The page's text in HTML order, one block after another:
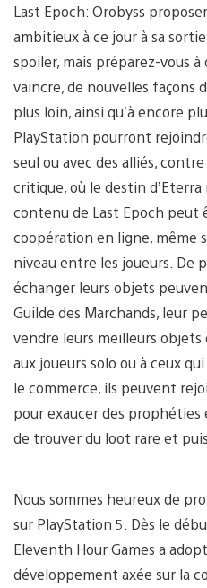
Last Epoch: Orobyss
ambitieux à ce jour à sa
spoiler, mais préparez-vous à
vaincre, de nouvelles façons
plus loin, ainsi qu’à encore
PlayStation pourront
seul ou avec des alliés,
critique, où le destin
contenu de Last Epoch peut
coopération en ligne, même
niveau entre les joueurs. De
échanger leurs objets
Guilde des Marchands, leur
vendre leurs meilleurs objets
aux joueurs solo ou à ceux
le commerce, ils peuvent
pour exaucer des
de trouver du loot rare et
Nous sommes heureux de
sur PlayStation 5. Dès le
Eleventh Hour Games a
développement axée sur la